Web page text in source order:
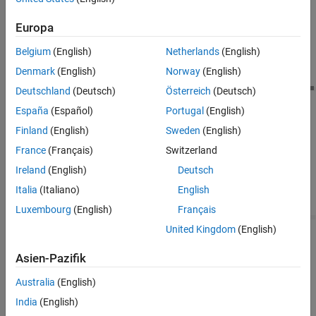
Compound Planetary Gear|Ideal Angular Velocity Source|
Rotational Damper
Europa
Belgium (English)
Denmark (English)
Deutschland (Deutsch)
España (Español)
Finland (English)
France (Français)
Ireland (English)
Italia (Italiano)
Luxembourg (English)
Netherlands(English)
Norway(English)
Österreich (Deutsch)
Portugal (English)
Sweden (English)
Switzerland
Deutsch
English
Français
United Kingdom(English)
Asien-Pazifik
Australia (English)
India (English)